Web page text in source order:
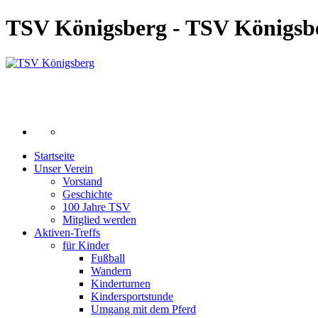
TSV Königsberg - TSV
Startseite
Unser Verein
Vorstand
Geschichte
100 Jahre TSV
Mitglied werden
Aktiven-Treffs
für Kinder
Fußball
Wandern
Kinderturnen
Kindersportstunde
Umgang mit dem Pferd